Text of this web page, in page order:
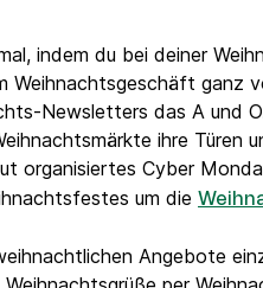
indem du bei deiner
Weihnachtsgeschäft ganz
Newsletters das A und
ihre Türen
organisiertes Cyber
um die
Angebote